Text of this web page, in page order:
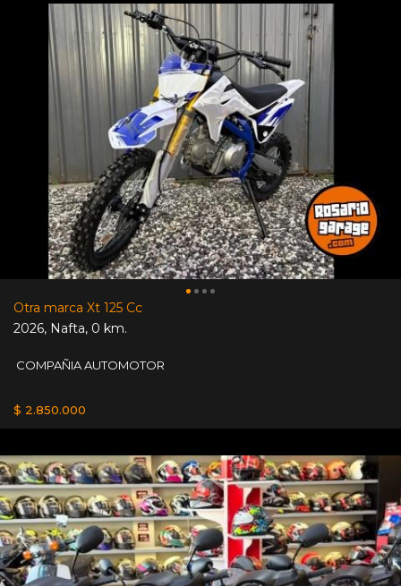
Otra marca Xt 125 Cc
2026, Nafta, 0 km.
COMPAÑIA AUTOMOTOR
$ 2.850.000